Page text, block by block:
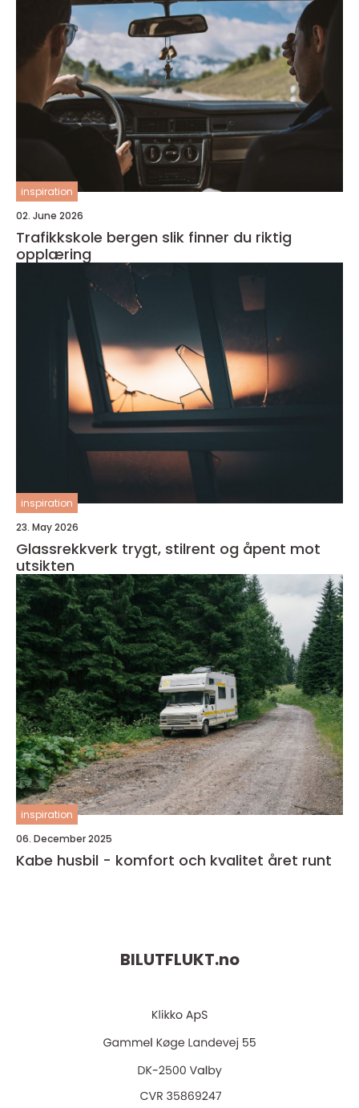
inspiration
02. June 2026
Trafikkskole bergen slik finner du riktig
opplæring
inspiration
23. May 2026
Glassrekkverk trygt, stilrent og åpent mot
utsikten
inspiration
06. December 2025
Kabe husbil - komfort och kvalitet året runt
BILUTFLUKT.no